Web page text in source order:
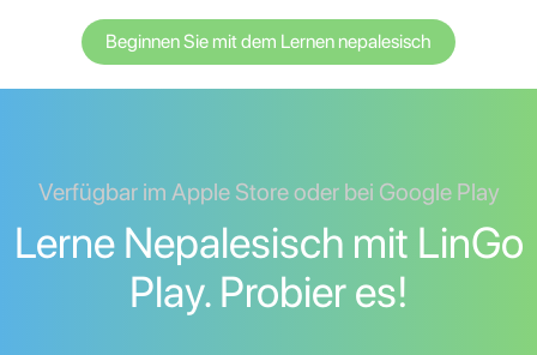
Beginnen Sie mit dem Lernen nepalesisch
Verfügbar im Apple Store oder bei Google Play
Lerne Nepalesisch mit LinGo
Play. Probier es!